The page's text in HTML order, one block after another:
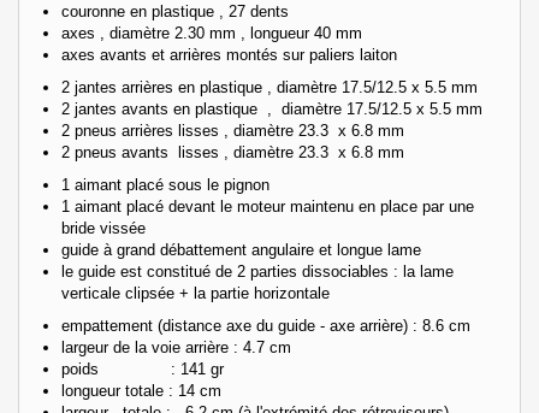
couronne en plastique , 27 dents
axes , diamètre 2.30 mm , longueur 40 mm
axes avants et arrières montés sur paliers laiton
2 jantes arrières en plastique , diamètre 17.5/12.5 x 5.5 mm
2 jantes avants en plastique , diamètre 17.5/12.5 x 5.5 mm
2 pneus arrières lisses , diamètre 23.3 x 6.8 mm
2 pneus avants lisses , diamètre 23.3 x 6.8 mm
1 aimant placé sous le pignon
1 aimant placé devant le moteur maintenu en place par une
bride vissée
guide à grand débattement angulaire et longue lame
le guide est constitué de 2 parties dissociables : la lame
verticale clipsée + la partie horizontale
empattement (distance axe du guide - axe arrière) : 8.6 cm
largeur de la voie arrière : 4.7 cm
poids : 141 gr
longueur totale : 14 cm